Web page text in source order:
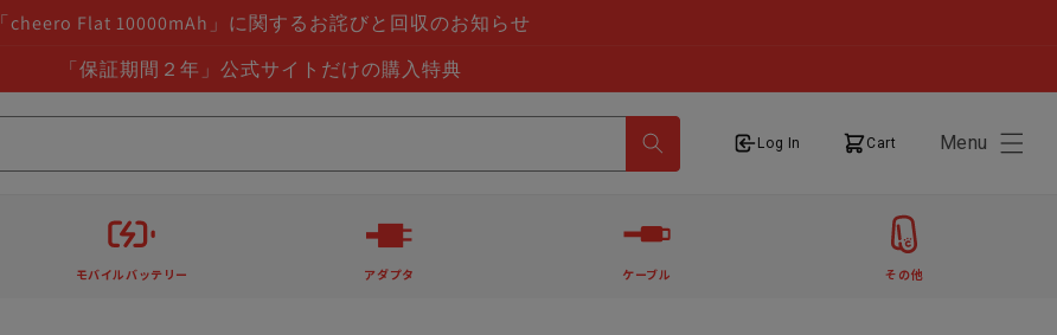
「cheero Flat 10000mAh」に関するお詫びと回収のお知らせ
「保証期間２年」公式サイトだけの購入特典
Log In
ログイン Cart
カート Menu
モバイルバッテリー アダプタ ケーブル その他